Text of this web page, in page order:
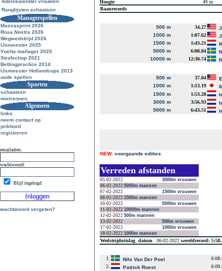
Adelskalender vrouwen
Ranglijsten schaatsen
Managerspellen
Massasprint 2026
Rosa Nostra 2026
Wegwedstrijd 2026
IJsmeester 2025
Vuelta mañager 2025
Strafschop 2021
Bettingpractice 2014
IJsmeester Hollandcups 2013
oude spellen
Sporten
schaatsen
wielrennen
Algemeen
links
neem contact op
prikbord
registreren
emailadres:
wachtwoord:
Blijf ingelogd
wachtwoord vergeten?
Hoogte
49 m
Baanrecords
500 m 34.27
1000 m
1:07.62
1500 m
1:43.21
5000 m
6:08.84
10000 m
12:30.74
500 m 37.04
1000 m
1:13.19
1500 m
1:53.28
3000 m
3:56.93
5000 m
6:43.51
NEW: voorgaande edities
Verreden afstanden
05-02-2022
3000m vrouwen
06-02-2022 5000m mannen
07-02-2022
1500m vrouwen
08-02-2022 1500m mannen
10-02-2022
5000m vrouwen
11-02-2022 10000m mannen
12-02-2022 500m mannen
13-02-2022
500m vrouwen
17-02-2022
1000m vrouwen
18-02-2022 1000m mannen
Wedstrijduitslag datum : 06-02-2022 wereldrecord:
1. Nils Van Der Poel
2.
Patrick Roest